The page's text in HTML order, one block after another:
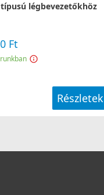
típusú légbevezetőkhöz
Ft
Részletek